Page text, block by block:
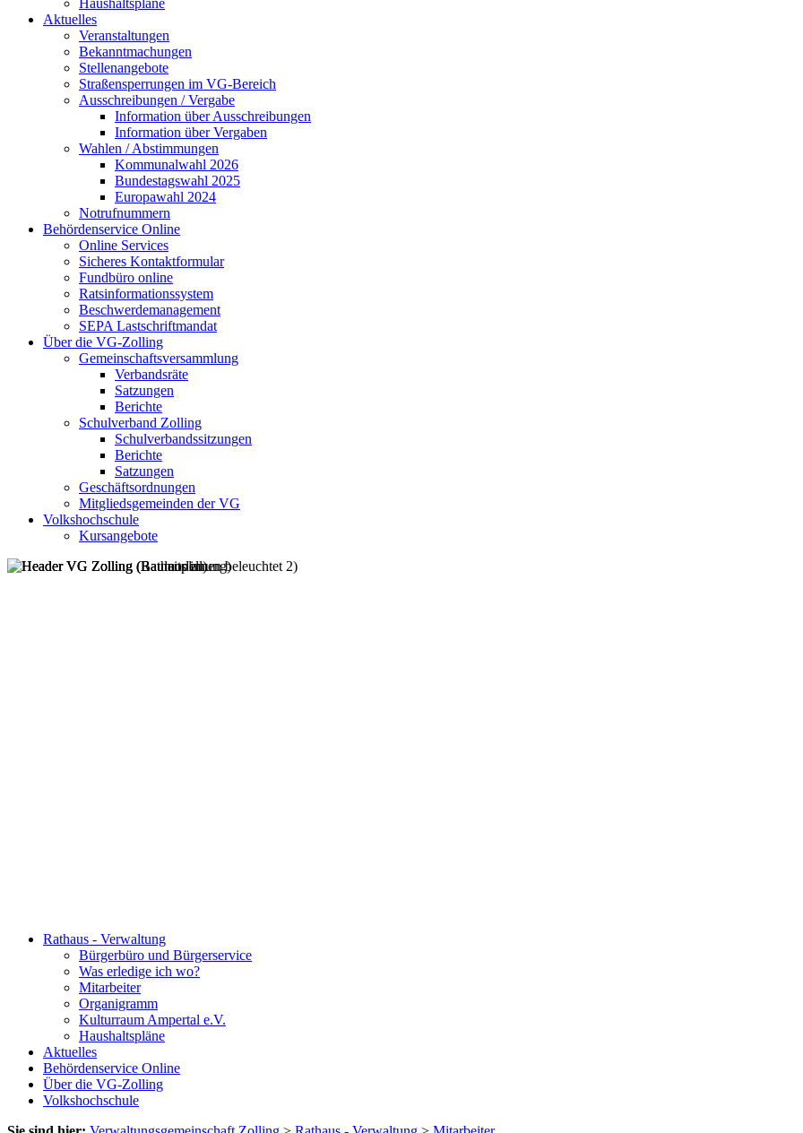
Haushaltspläne
Aktuelles
Veranstaltungen
Bekanntmachungen
Stellenangebote
Straßensperrungen im VG-Bereich
Ausschreibungen / Vergabe
Information über Ausschreibungen
Information über Vergaben
Wahlen / Abstimmungen
Kommunalwahl 2026
Bundestagswahl 2025
Europawahl 2024
Notrufnummern
Behördenservice Online
Online Services
Sicheres Kontaktformular
Fundbüro online
Ratsinformationssystem
Beschwerdemanagement
SEPA Lastschriftmandat
Über die VG-Zolling
Gemeinschaftsversammlung
Verbandsräte
Satzungen
Berichte
Schulverband Zolling
Schulverbandssitzungen
Berichte
Satzungen
Geschäftsordnungen
Mitgliedsgemeinden der VG
Volkshochschule
Kursangebote
Rathaus - Verwaltung
Bürgerbüro und Bürgerservice
Was erledige ich wo?
Mitarbeiter
Organigramm
Kulturraum Ampertal e.V.
Haushaltspläne
Aktuelles
Behördenservice Online
Über die VG-Zolling
Volkshochschule